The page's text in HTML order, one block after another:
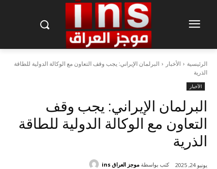
الرئيسية الأخبار
البرلمان الإيراني: يجب وقف التعاون مع الوكالة الدولية للطاقة
الذرية
الأخبار
البرلمان الإيراني: يجب وقف
التعاون مع الوكالة الدولية للطاقة
الذرية
يونيو 24, 2025 كتب بواسطة موجز العراق ins